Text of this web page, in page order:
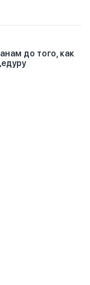
до того, как